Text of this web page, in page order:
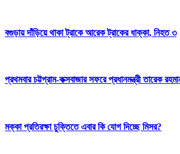
বগুড়ায় দাঁড়িয়ে থাকা ট্রাকে আরেক ট্রাকের ধাক্কা, নিহত ৩
প্রথমবার চট্টগ্রাম-কক্সবাজার সফরে প্রধানমন্ত্রী তারেক
মক্কা প্রতিরক্ষা চুক্তিতে এবার কি যোগ দিচ্ছে মিসর?